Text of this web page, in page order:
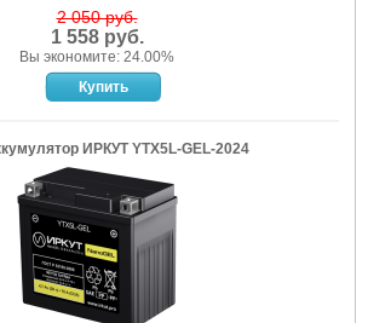
2 050 руб.
1 558 руб.
Вы экономите: 24.00%
ИРКУТ YTX5L-GEL-2024